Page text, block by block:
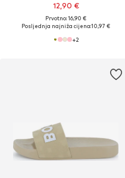
12,90 €
Prvotno: 16,90 €
Posljednja najniža cijena:10,97 €
+2